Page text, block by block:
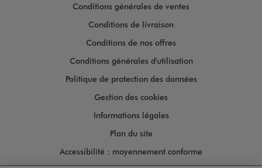
Conditions générales de ventes
Conditions de livraison
Conditions de nos offres
Conditions générales d'utilisation
Politique de protection des données
Gestion des cookies
Informations légales
Plan du site
Accessibilité : moyennement conforme